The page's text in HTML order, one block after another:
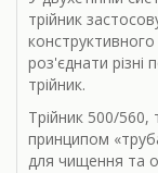
трійник
роз'єднати різні
трійник.
Трійник 500/
принципом
для чищення та